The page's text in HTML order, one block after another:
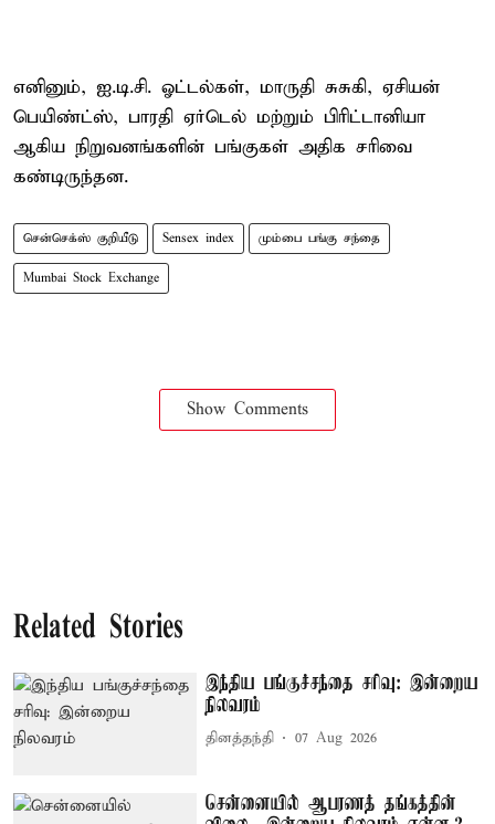
எனினும், ஐ.டி.சி. ஓட்டல்கள், மாருதி சுசுகி, ஏசியன்
பெயிண்ட்ஸ், பாரதி ஏர்டெல் மற்றும் பிரிட்டானியா
ஆகிய நிறுவனங்களின் பங்குகள் அதிக சரிவை
கண்டிருந்தன.
சென்செக்ஸ் குறியீடு Sensex index மும்பை பங்கு சந்தை
Mumbai Stock Exchange
Show Comments
Related Stories
இந்திய பங்குச்சந்தை சரிவு: இன்றைய
நிலவரம்
தினத்தந்தி 07 Aug 2026
சென்னையில் ஆபரணத் தங்கத்தின்